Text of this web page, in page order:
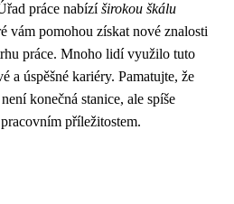
práce nabízíširokou škálu
vám pomohou získat nové znalosti
práce. Mnoho lidí využilo tuto
a úspěšné kariéry. Pamatujte, že
není konečná stanice, ale spíše
příležitostem.